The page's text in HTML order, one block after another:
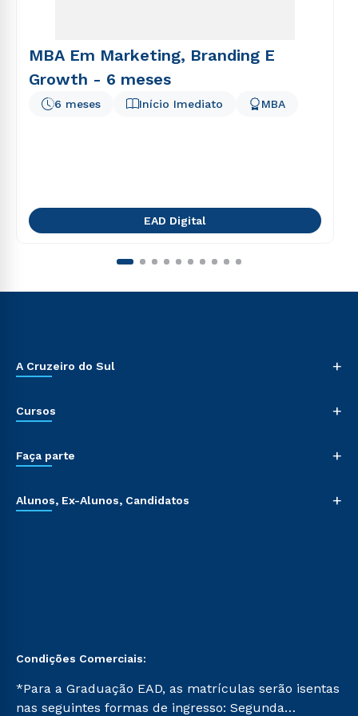
MBA Em Marketing, Branding E
Growth - 6 meses
Início Imediato
6 meses MBA
EAD Digital
A Cruzeiro do Sul +
Cursos +
Faça parte +
Alunos, Ex-Alunos, Candidatos +
Condições Comerciais:
*Para a Graduação EAD, as matrículas serão isentas
nas seguintes formas de ingresso: Segunda